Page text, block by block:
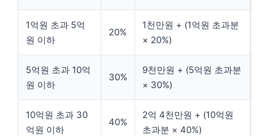
1억원 초과 5억
원 이하
20%
1천만원 + (1억원 초과분
× 20%)
5억원 초과 10억
원 이하
30%
9천만원 + (5억원 초과분
× 30%)
10억원 초과 30
억원 이하
40%
2억 4천만원 + (10억원
초과분 × 40%)